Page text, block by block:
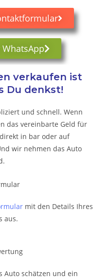
verkaufen ist
Du denkst!
und schnell. Wenn
das vereinbarte Geld für
in bar oder auf
wir nehmen das Auto
mit den Details Ihres
aus.
Auto schätzen und ein